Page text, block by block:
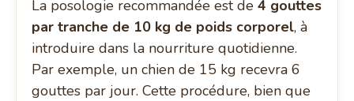
La posologie recommandée est de4 gouttes
par tranche de 10 kg de poids corporel, à
introduire dans la nourriture quotidienne.
Par exemple, un chien de 15 kg recevra 6
gouttes par jour. Cette procédure, bien que